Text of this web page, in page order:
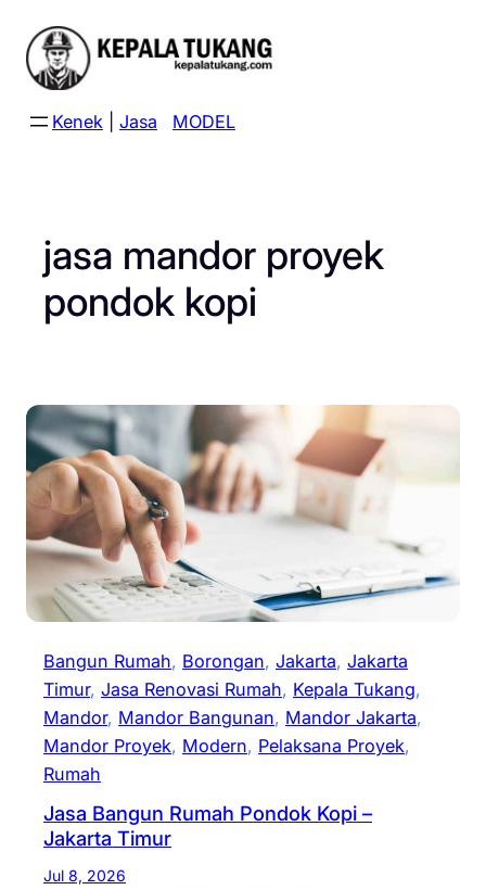
content
Kenek Jasa MODEL
jasa mandor proyek
pondok kopi
Bangun Rumah, Borongan, Jakarta, Jakarta
Timur, Jasa Renovasi Rumah, Kepala Tukang
Mandor, Mandor Bangunan, Mandor Jakarta
Mandor Proyek, Modern, Pelaksana Proyek
Rumah
Jasa Bangun Rumah Pondok Kopi –
Jakarta Timur
Jul 8, 2026